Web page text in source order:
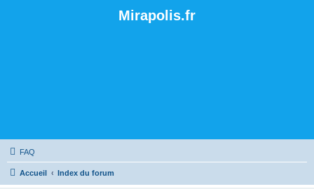
Mirapolis.fr
FAQ
Accueil Index du forum